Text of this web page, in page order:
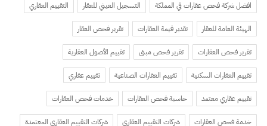
افضل شركة فحص عقارات في المملكة التسجيل العيني للعقار التقييم العقاري
الهيئة العامة للعقار تقدير قيمة العقارات تقرير فحص العقار
تقرير فحص العقارات تقرير فحص مبنى تقييم الأصول العقارية
تقييم العقارات السكنية تقييم العقارات الصناعية تقييم عقاري
تقييم عقاري معتمد حاسبة فحص العقارات خدمات فحص العقارات
خدمة فحص العقارات شركات التقييم العقاري شركات التقييم العقاري المعتمدة